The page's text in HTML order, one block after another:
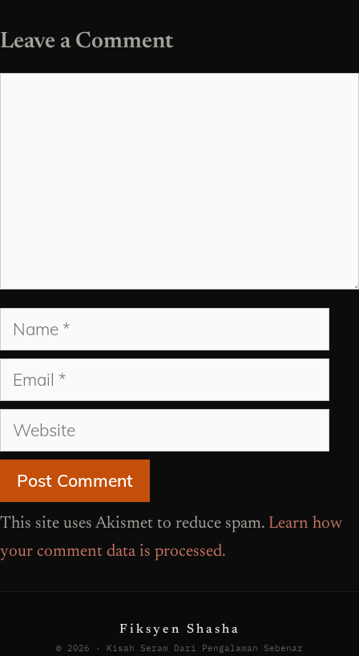
Leave a Comment
Name
Email
Website
This site uses Akismet to reduce spam. Learn how
your comment data is processed.
Fiksyen Shasha
© 2026 · Kisah Seram Dari Pengalaman Sebenar